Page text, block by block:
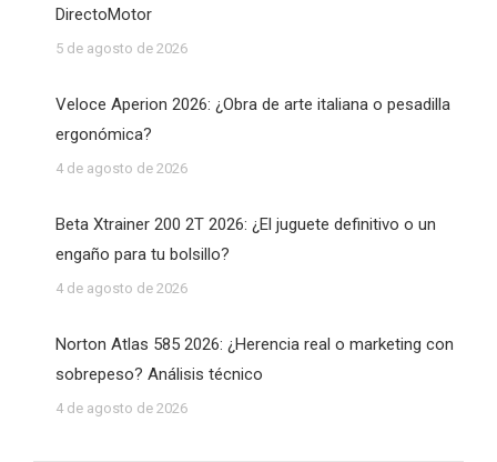
DirectoMotor
5 de agosto de 2026
Veloce Aperion 2026: ¿Obra de arte italiana o pesadilla
ergonómica?
4 de agosto de 2026
Beta Xtrainer 200 2T 2026: ¿El juguete definitivo o un
engaño para tu bolsillo?
4 de agosto de 2026
Norton Atlas 585 2026: ¿Herencia real o marketing con
sobrepeso? Análisis técnico
4 de agosto de 2026